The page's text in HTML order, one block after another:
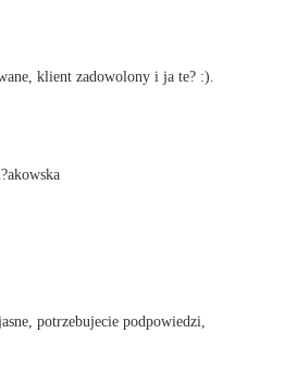
klient zadowolony i ja te? :).
potrzebujecie podpowiedzi,